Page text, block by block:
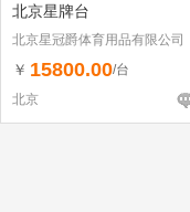
北京星牌台
北京星冠爵体育用品有限公司
￥ 15800.00/台
北京